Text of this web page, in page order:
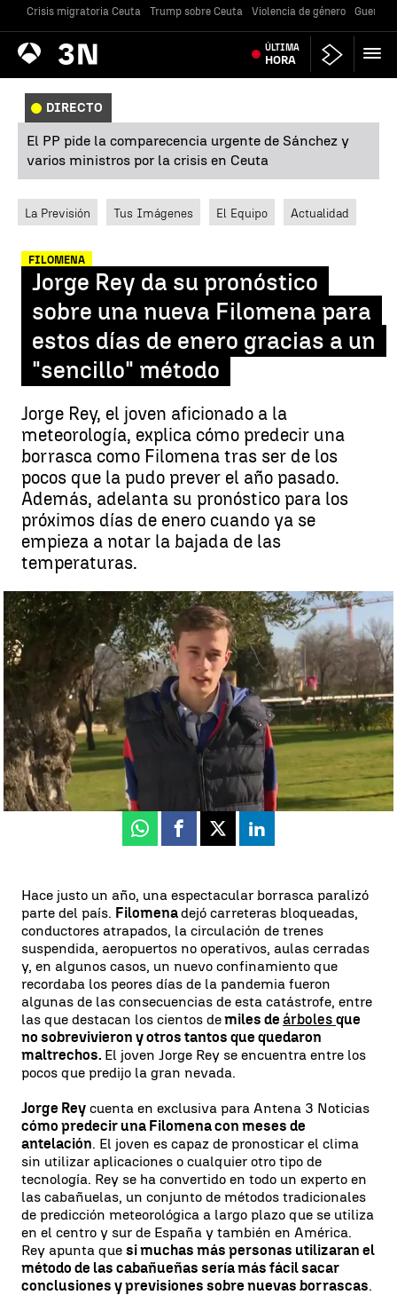
Crisis migratoria Ceuta Trump sobre Ceuta Violencia de género Guerra
Antena
3 Noticias ÚLTIMA
HORA
DIRECTO
El PP pide la comparecencia urgente de Sánchez y
varios ministros por la crisis en Ceuta
La Previsión Tus Imágenes El Equipo Actualidad
FILOMENA
Jorge Rey da su pronóstico
sobre una nueva Filomena para
estos días de enero gracias a un
"sencillo" método
Jorge Rey, el joven aficionado a la
meteorología, explica cómo predecir una
borrasca como Filomena tras ser de los
pocos que la pudo prever el año pasado.
Además, adelanta su pronóstico para los
próximos días de enero cuando ya se
empieza a notar la bajada de las
temperaturas.
Jorge Rey explica cómo predecir una Filomena con meses de
antelación |
La predicción del tiempo para el inverno de Jorge Rey, el
joven que predijo la borrasca Filomena
Antena 3 Noticias
Actualizado:08 de enero de 2022, 21:53
Publicado:
08 de enero de 2022, 19:10
Whatsapp
Facebook
X Linkedin
Hace justo un año, una espectacular borrasca paralizó
parte del país. Filomenadejó carreteras bloqueadas,
conductores atrapados, la circulación de trenes
suspendida, aeropuertos no operativos, aulas cerradas
y, en algunos casos, un nuevo confinamiento que
recordaba los peores días de la pandemia fueron
algunas de las consecuencias de esta catástrofe, entre
las que destacan los cientos demiles de árboles que
no sobrevivieron y otros tantos que quedaron
maltrechos. El joven Jorge Rey se encuentra entre los
pocos que predijo la gran nevada.
Jorge Rey cuenta en exclusiva para Antena 3 Noticias
cómo predecir una Filomena con meses de
antelación. El joven es capaz de pronosticar el clima
sin utilizar aplicaciones o cualquier otro tipo de
tecnología. Rey se ha convertido en todo un experto en
las cabañuelas, un conjunto de métodos tradicionales
de predicción meteorológica a largo plazo que se utiliza
en el centro y sur de España y también en América.
Rey apunta que si muchas más personas utilizaran el
método de las cabañueñas sería más fácil sacar
conclusiones y previsiones sobre nuevas borrascas.